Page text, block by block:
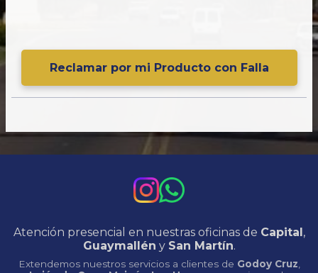
Reclamar por mi Producto con Falla
Atención presencial en nuestras oficinas de Capital ,
Guaymallén y San Martín.
Extendemos nuestros servicios a clientes de Godoy Cruz,